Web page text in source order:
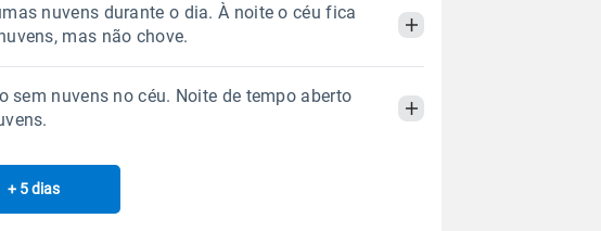
0.0mm
27%61%
06:59h às 18:27h
Minguante
Tarde Noite
Chuva
0.0mm
Umidade do ar
28%66%
06:58h às 18:27h
nuvens durante o dia. À noite o céu fica
mas não chove.
Chuva
sem nuvens no céu. Noite de tempo aberto
ManhãTarde
+ 5 dias